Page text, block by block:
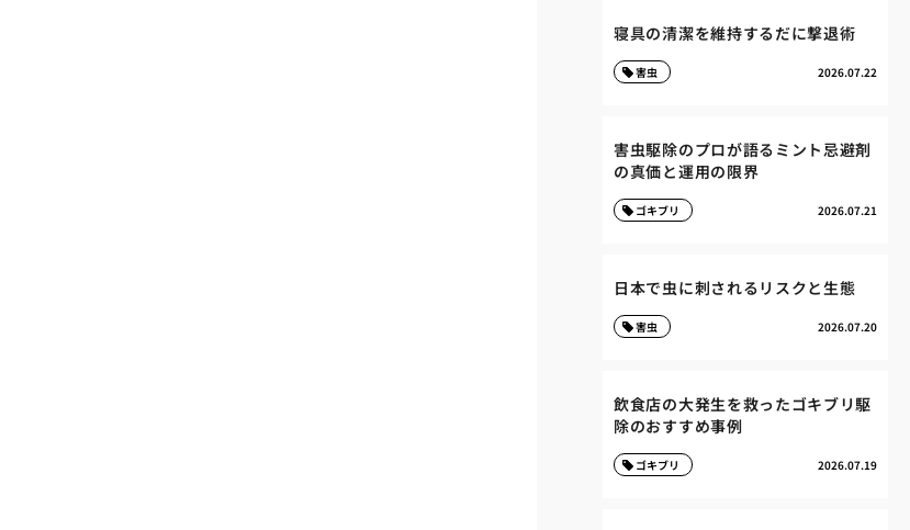
寝具の清潔を維持するだに撃退術
2026.07.22
害虫
害虫駆除のプロが語るミント忌避剤
の真価と運用の限界
2026.07.21
ゴキブリ
日本で虫に刺されるリスクと生態
2026.07.20
害虫
飲食店の大発生を救ったゴキブリ駆
除のおすすめ事例
2026.07.19
ゴキブリ